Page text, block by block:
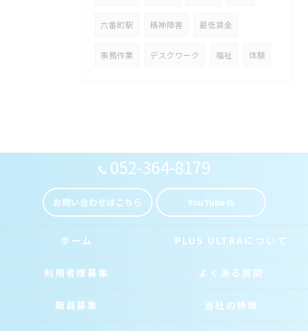
六番町駅 精神障害 最低賃金
事務作業 デスクワーク 福祉 体験
052-364-8179
お問い合わせはこちら YouTube
ホーム PLUS ULTRAについて
利用者様募集 よくある質問
職員募集 当社の特徴